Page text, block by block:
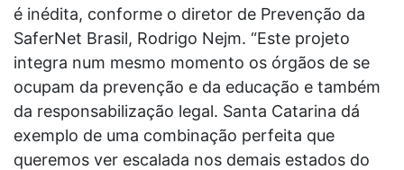
é inédita, conforme o diretor de Prevenção da
SaferNet Brasil, Rodrigo Nejm. “Este projeto
integra num mesmo momento os órgãos de se
ocupam da prevenção e da educação e também
da responsabilização legal. Santa Catarina dá
exemplo de uma combinação perfeita que
queremos ver escalada nos demais estados do